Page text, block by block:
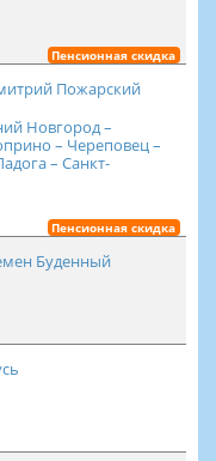
Пенсионная скидка
Пожарский
Новгород –
– Череповец –
– Санкт-
Пенсионная скидка
Буденный